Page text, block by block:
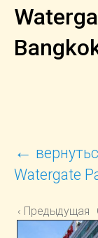
←
Watergate
‹ Предыдущая